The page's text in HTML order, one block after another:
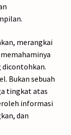
merangkai
dicontohkan.
Bukan sebuah
tingkat atas
informasi
dan